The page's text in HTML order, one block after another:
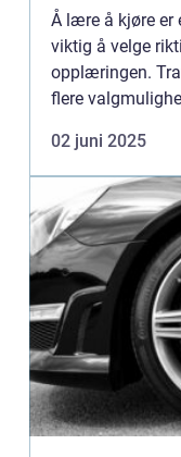
Å lære å kjøre er
viktig å velge
opplæringen.
flere
02 juni 2025